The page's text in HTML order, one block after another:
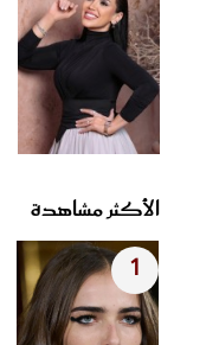
الأكثر مشاهدة
1